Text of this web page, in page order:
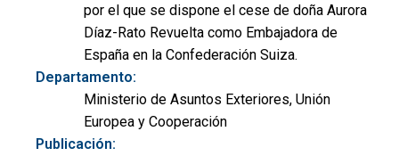
por el que se dispone el cese de doña Aurora
Díaz-Rato Revuelta como Embajadora de
España en la Confederación Suiza.
Departamento:
Ministerio de Asuntos Exteriores, Unión
Europea y Cooperación
Publicación: